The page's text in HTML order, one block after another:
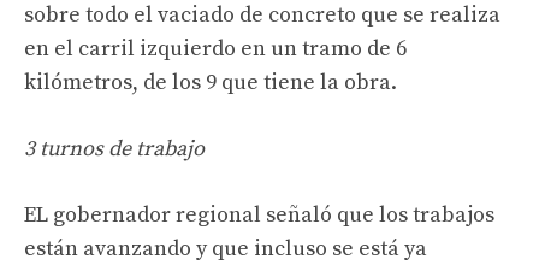
sobre todo el vaciado de concreto que se realiza
en el carril izquierdo en un tramo de 6
kilómetros, de los 9 que tiene la obra.
3 turnos de trabajo
EL gobernador regional señaló que los trabajos
están avanzando y que incluso se está ya